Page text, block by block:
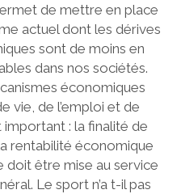
de mettre en place
actuel dont les dérives
sont de moins en
dans nos sociétés.
économiques
vie, de l’emploi et de
important : la finalité de
rentabilité économique
doit être mise au service
Le sport n’a t-il pas